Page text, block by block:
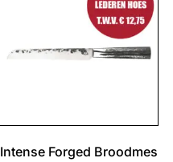
Intense Forged Broodmes